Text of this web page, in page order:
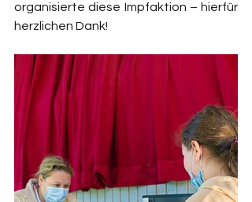
organisierte diese Impfaktion – hierfür
herzlichen Dank!